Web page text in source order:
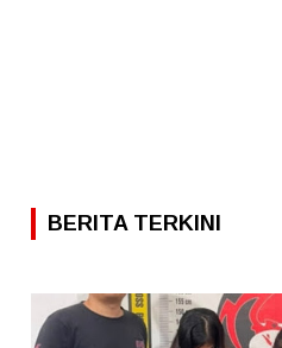
BERITA TERKINI